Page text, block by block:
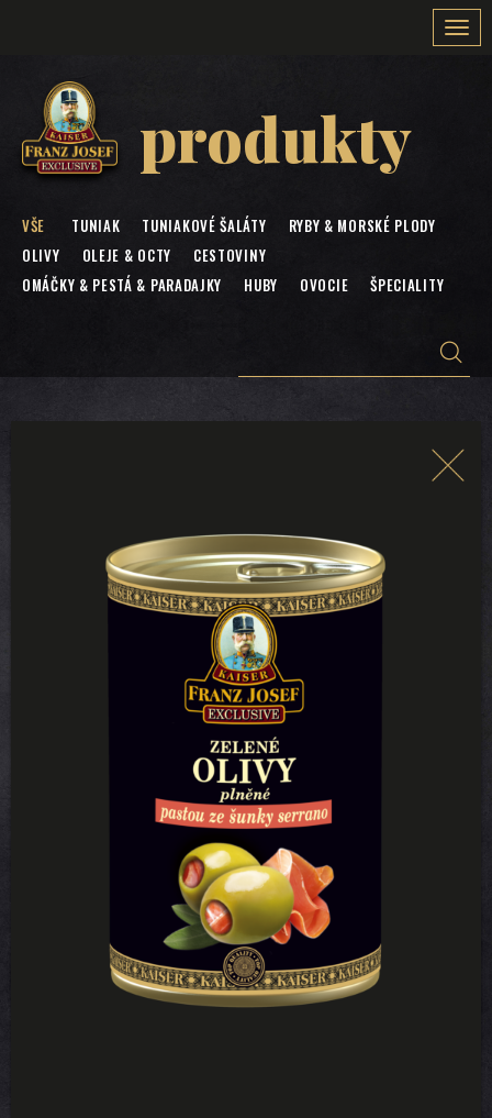
produkty
VŠE TUNIAK TUNIAKOVÉ ŠALÁTY
RYBY & MORSKÉ PLODY
OLIVY
OLEJE & OCTY
CESTOVINY
OMÁČKY & PESTÁ & PARADAJKY
HUBY OVOCIE ŠPECIALITY